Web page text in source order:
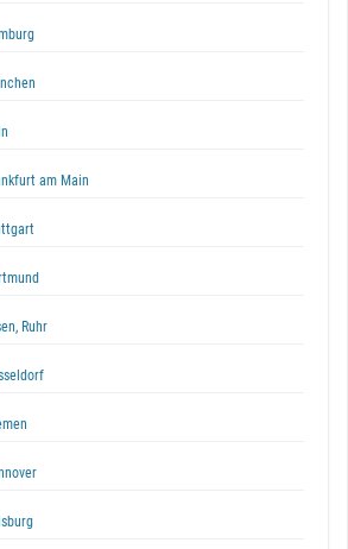
am Main
Ruhr